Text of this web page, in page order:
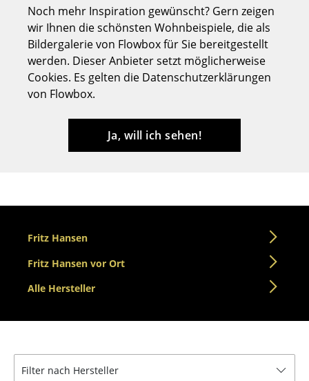
Couchtische
Schreibtische
Sekretäre & PC-Tische
Konferenztische
Stehtische & Stehpulte
... alle Tische
Aufbewahren
Regale & Schränke
Wandregale
Noch mehr Inspiration gewünscht? Gern zeigen
wir Ihnen die schönsten Wohnbeispiele, die als
Bildergalerie von Flowbox für Sie bereitgestellt
werden. Dieser Anbieter setzt möglicherweise
Cookies. Es gelten die Datenschutzerklärungen
von Flowbox.
Ja, will ich sehen!
Fritz Hansen
Fritz Hansen vor Ort
Alle Hersteller
Filter nach Hersteller